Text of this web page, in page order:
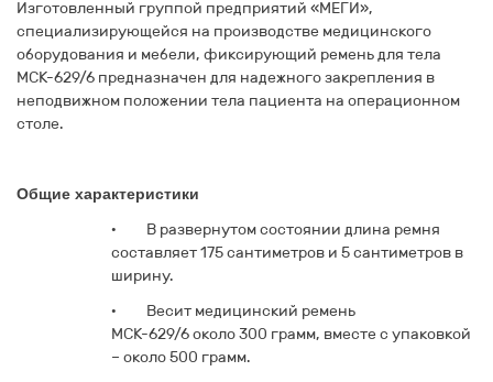
Изготовленный группой предприятий «МЕГИ»,
специализирующейся на производстве медицинского
оборудования и мебели, фиксирующий ремень для тела
МСК-629/6 предназначен для надежного закрепления в
неподвижном положении тела пациента на операционном
столе.
Общие характеристики
·
В развернутом состоянии длина ремня
составляет 175 сантиметров и 5 сантиметров в
ширину.
·
Весит медицинский ремень
МСК-629/6около 300 грамм, вместе с упаковкой
– около 500 грамм.